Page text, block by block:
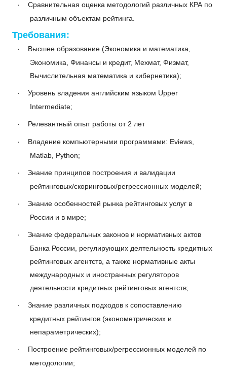
·
Сравнительная оценка методологий различных КРА по
различным объектам рейтинга.
Требования:
·
Высшее образование (Экономика и математика,
Экономика, Финансы и кредит, Мехмат, Физмат,
Вычислительная математика и кибернетика);
·
Уровень владения английским языком Upper
Intermediate;
· Релевантный опыт работы от 2 лет
·
Владение компьютерными программами: Eviews,
Matlab, Python;
·
Знание принципов построения и валидации
рейтинговых/скоринговых/регрессионных моделей;
·
Знание особенностей рынка рейтинговых услуг в
России и в мире;
·
Знание федеральных законов и нормативных актов
Банка России, регулирующих деятельность кредитных
рейтинговых агентств, а также нормативные акты
международных и иностранных регуляторов
деятельности кредитных рейтинговых агентств;
·
Знание различных подходов к сопоставлению
кредитных рейтингов (эконометрических и
непараметрических);
·
Построение рейтинговых/регрессионных моделей по
методологии;